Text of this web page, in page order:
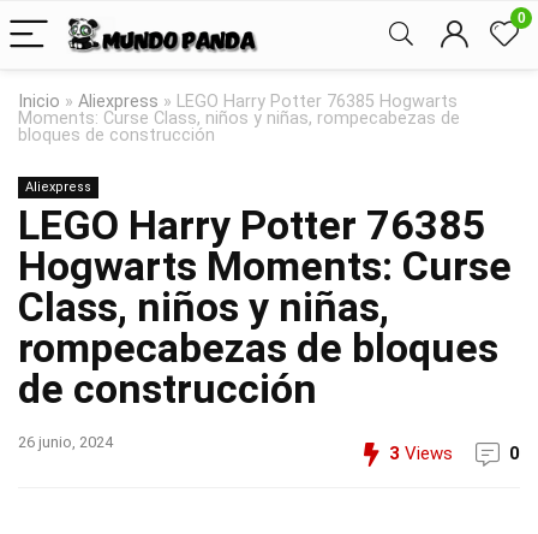
0
Inicio » Aliexpress » LEGO Harry Potter 76385 Hogwarts
Moments: Curse Class, niños y niñas, rompecabezas de
bloques de construcción
Aliexpress
LEGO Harry Potter 76385
Hogwarts Moments: Curse
Class, niños y niñas,
rompecabezas de bloques
de construcción
26 junio, 2024
3 Views 0